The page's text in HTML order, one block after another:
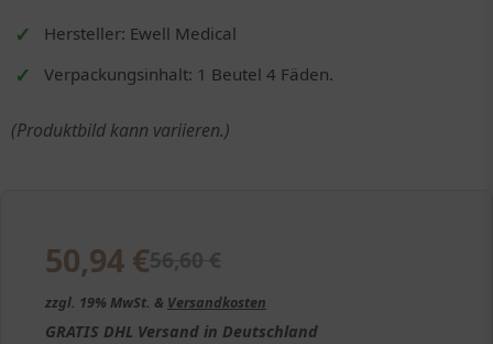
Hersteller: Ewell Medical
Verpackungsinhalt: 1 Beutel 4 Fäden.
(Produktbild kann variieren.)
50,94 €
zzgl. 19% MwSt. & Versandkosten
GRATIS DHL Versand in Deutschland